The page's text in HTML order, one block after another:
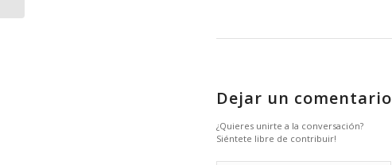
Dejar un comentario
¿Quieres unirte a la conversación?
Siéntete libre de contribuir!